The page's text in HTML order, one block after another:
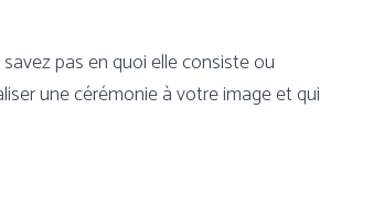
pas en quoi elle consiste ou
une cérémonie à votre image et qui